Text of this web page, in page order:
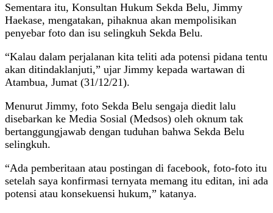
Sementara itu, Konsultan Hukum Sekda Belu, Jimmy
Haekase, mengatakan, pihaknua akan mempolisikan
penyebar foto dan isu selingkuh Sekda Belu.
“Kalau dalam perjalanan kita teliti ada potensi pidana tentu
akan ditindaklanjuti,” ujar Jimmy kepada wartawan di
Atambua, Jumat (31/12/21).
Menurut Jimmy, foto Sekda Belu sengaja diedit lalu
disebarkan ke Media Sosial (Medsos) oleh oknum tak
bertanggungjawab dengan tuduhan bahwa Sekda Belu
selingkuh.
“Ada pemberitaan atau postingan di facebook, foto-foto itu
setelah saya konfirmasi ternyata memang itu editan, ini ada
potensi atau konsekuensi hukum,” katanya.